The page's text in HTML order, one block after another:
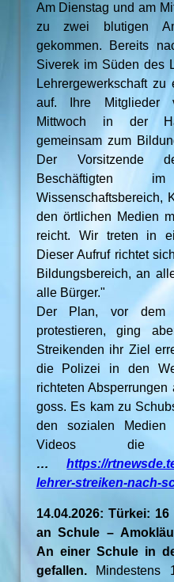
Am Dienstag und am
zu zwei blutigen
gekommen. Bereits
Siverek im Süden des
Lehrergewerkschaft
auf. Ihre Mitglieder
Mittwoch in der
gemeinsam zum
Der Vorsitzende
Beschäftigten
Wissenschaftsbereich,
den örtlichen Medien
reicht. Wir treten in
Dieser Aufruf richtet
Bildungsbereich, an
alle Bürger."
Der Plan, vor dem
protestieren, ging
Streikenden ihr Ziel
die Polizei in den
richteten
goss. Es kam zu
den sozialen Medien
Videos
…https://
lehrer-streiken-nach-
14.04.2026: Türkei:
an Schule –
An einer Schule in
gefallen. Mindestens